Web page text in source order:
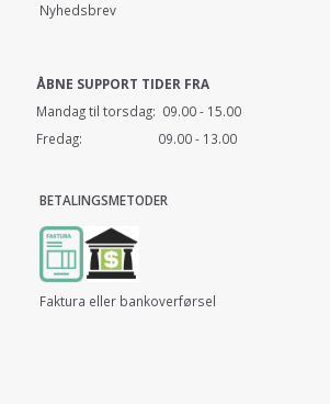
Nyhedsbrev
ÅBNE SUPPORT TIDER FRA
Mandag til torsdag: 09.00 - 15.00
Fredag: 09.00 - 13.00
BETALINGSMETODER
Faktura eller bankoverførsel